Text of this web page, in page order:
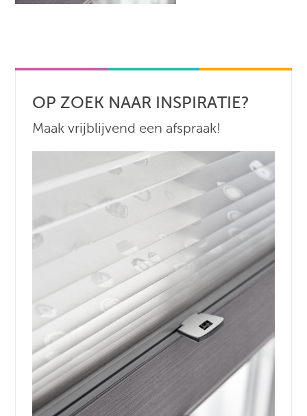
OP ZOEK NAAR INSPIRATIE?
Maak vrijblijvend een afspraak!